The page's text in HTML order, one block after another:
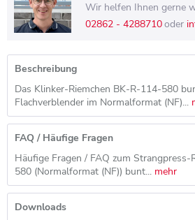
Wir helfen Ihnen gerne
02862 - 4288710oder
Beschreibung
Das Klinker-Riemchen BK-R-114-580
Flachverblender im Normalformat (NF)...
FAQ / Häufige Fragen
Häufige Fragen / FAQ zum Strangpress-
580 (Normalformat (NF)) bunt... mehr
Downloads